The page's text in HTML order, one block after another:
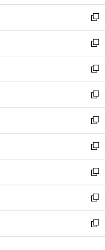
ウ
ィ
ン
ド
ウ
で
開
く
し
い
ウ
ィ
ン
ド
ウ
で
開
く
新
し
い
ウ
ィ
ン
ド
ウ
で
開
く
新
し
い
ウ
ィ
ン
ド
ウ
で
開
く
新
し
い
ウ
ィ
ン
ド
ウ
で
開
く
新
し
い
ウ
ィ
ン
ド
ウ
で
開
く
新
し
い
ウ
ィ
ン
ド
ウ
で
開
新
し
い
ウ
ィ
ン
ド
ウ
新
し
い
ウ
ィ
ン
新
し
い
ウ
新
し